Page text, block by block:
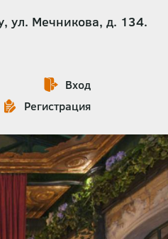
ул. Мечникова, д. 134.
Вход
Регистрация